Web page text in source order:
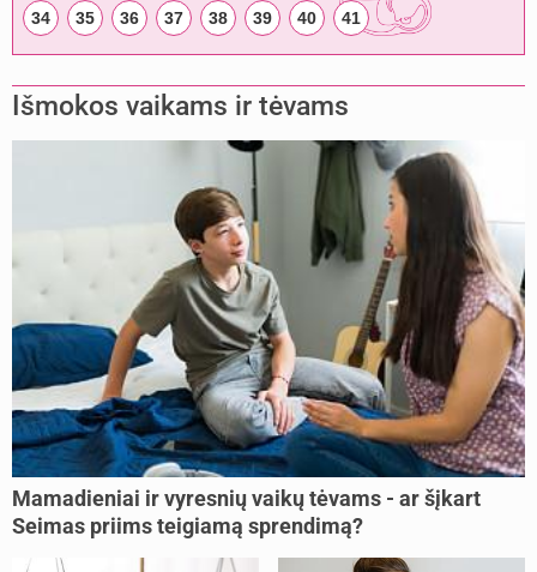
34 35 36 37 38 39 40 41
Išmokos vaikams ir tėvams
Mamadieniai ir vyresnių vaikų tėvams - ar šįkart
Seimas priims teigiamą sprendimą?